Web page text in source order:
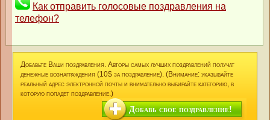
Как отправить голосовые поздравления на
телефон?
Добавьте Ваши поздравления. Авторы самых лучших поздравлений получат
денежные вознаграждения (10$ за поздравление). (Внимание: указывайте
реальный адрес электронной почты и внимательно выбирайте категорию, в
которую попадет поздравление.)
Добавь свое поздравление!